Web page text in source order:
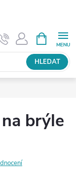
HLEDAT
NÁKUPNÍ
KOŠÍK
brýle